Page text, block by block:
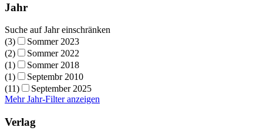
Jahr
Suche auf Jahr einschränken
(3)
Sommer 2023
(2)
Sommer 2022
(1)
Sommer 2018
(1)
Septembr 2010
(11)
September 2025
Mehr Jahr-Filter anzeigen
Verlag